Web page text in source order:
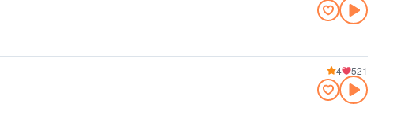
4 521